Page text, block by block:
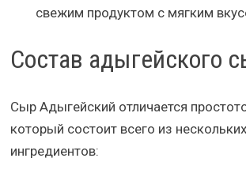
свежим продуктом с мягким
Состав адыгейского
Сыр Адыгейский отличается
который состоит всего из
ингредиентов: